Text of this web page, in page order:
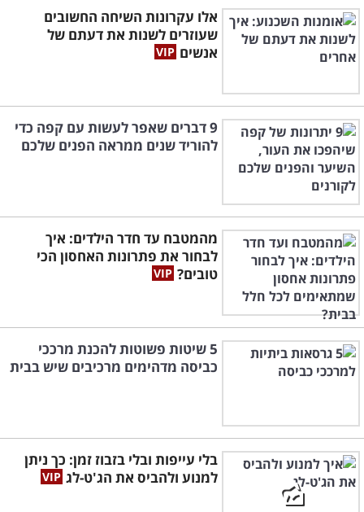
אלו עקרונות השיחה החשובים
שעוזרים לשנות את דעתם של
אנשים
9 דברים שאפר לעשות עם קפה כדי
להוריד שנים ממראה הפנים שלכם
מהמטבח עד חדר הילדים: איך
לבחור את פתרונות האחסון הכי
טובים?
5 שיטות פשוטות להכנת מרככי
כביסה מדהימים מרכיבים שיש בבית
בלי עייפות ובלי בזבוז זמן: כך ניתן
למנוע ולהביס את הג'ט-לג